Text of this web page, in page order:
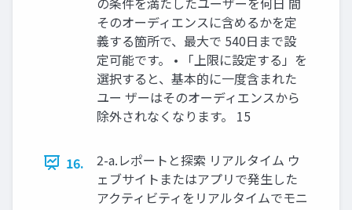
そのオーディエンスに含めるかを定
義する箇所で、最大で 540日まで設
定可能です。 • 「上限に設定する」を
選択すると、基本的に一度含まれた
ユー ザーはそのオーディエンスから
除外されなくなります。 15
16.
2-a.レポートと探索 リアルタイム ウ
ェブサイトまたはアプリで発生した
アクティビティをリアルタイムでモニ